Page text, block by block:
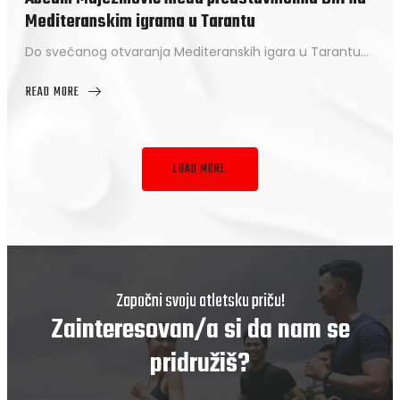
I
NORMU
EVROPSKO
Mediteranskim igrama u Tarantu
Do svečanog otvaranja Mediteranskih igara u Tarantu…
READ MORE
ABOUT
U
LOAD MORE
Započni svoju atletsku priču!
Zainteresovan/a si da nam se
pridružiš?